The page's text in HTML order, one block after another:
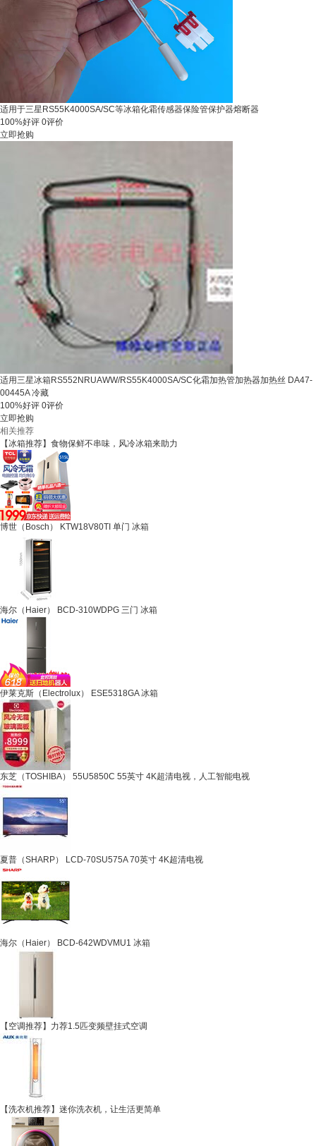
适用于三星RS55K4000SA/SC等冰箱化霜传感器保险管保护器熔断器
100%好评 0评价
立即抢购
适用三星冰箱RS552NRUAWW/RS55K4000SA/SC化霜加热管加热器加热丝 DA47-
00445A 冷藏
100%好评 0评价
立即抢购
相关推荐
【冰箱推荐】食物保鲜不串味，风冷冰箱来助力
博世（Bosch） KTW18V80TI 单门 冰箱
海尔（Haier） BCD-310WDPG 三门 冰箱
伊莱克斯（Electrolux） ESE5318GA 冰箱
东芝（TOSHIBA） 55U5850C 55英寸 4K超清电视，人工智能电视
夏普（SHARP） LCD-70SU575A 70英寸 4K超清电视
海尔（Haier） BCD-642WDVMU1 冰箱
【空调推荐】力荐1.5匹变频壁挂式空调
【洗衣机推荐】迷你洗衣机，让生活更简单